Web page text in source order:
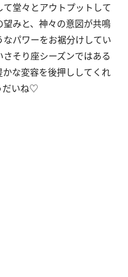
堂々とアウトプットして
みと、神々の意図が共鳴
パワーをお裾分けしてい
そり座シーズンではある
な変容を後押ししてくれ
だいね♡